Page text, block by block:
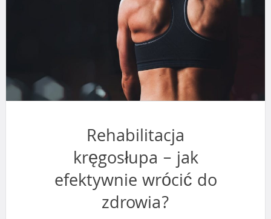
Rehabilitacja
kręgosłupa – jak
efektywnie wrócić do
zdrowia?